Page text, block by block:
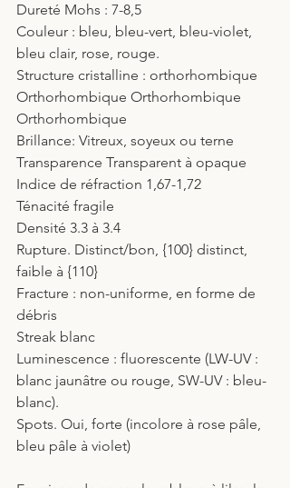
Dureté Mohs : 7-8,5
Couleur : bleu, bleu-vert, bleu-violet,
bleu clair, rose, rouge.
Structure cristalline : orthorhombique
Orthorhombique Orthorhombique
Orthorhombique
Brillance: Vitreux, soyeux ou terne
Transparence Transparent à opaque
Indice de réfraction 1,67-1,72
Ténacité fragile
Densité 3.3 à 3.4
Rupture. Distinct/bon, {100} distinct,
faible à {110}
Fracture : non-uniforme, en forme de
débris
Streak blanc
Luminescence : fluorescente (LW-UV :
blanc jaunâtre ou rouge, SW-UV : bleu-
blanc).
Spots. Oui, forte (incolore à rose pâle,
bleu pâle à violet)